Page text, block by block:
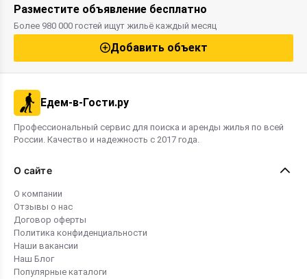
Разместите объявление бесплатно
Более 980 000 гостей ищут жильё каждый месяц
Добавить объект
Едем-в-Гости.ру
Профессиональный сервис для поиска и аренды жилья по всей
России. Качество и надежность с 2017 года.
О сайте
О компании
Отзывы о нас
Договор оферты
Политика конфиденциальности
Наши вакансии
Наш Блог
Популярные каталоги